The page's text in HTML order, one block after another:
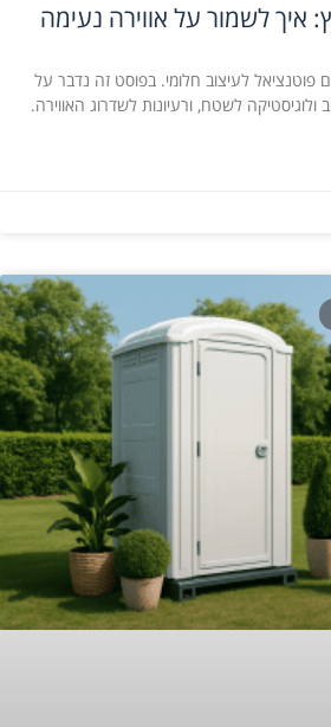
איך לשמור על אווירה נעימה
לעיצוב חלומי. בפוסט זה נדבר על
לשטח, ורעיונות לשדרוג האווירה.